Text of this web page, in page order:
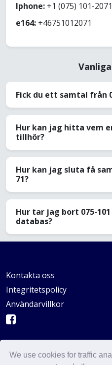
We use cookies for traffic
Iphone: +1 (075) 101-2071
e164: +46751012071
Fick du ett samtal från
Hur kan jag hitta vem
tillhör?
Hur kan jag sluta få
71?
Hur tar jag bort 075-
databas?
Kontakta oss
Integritetspolicy
Användarvillkor
AVSKYDANDE: Vi är inte en
enligt definitionen i någon